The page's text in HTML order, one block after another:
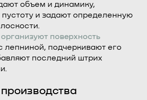
объем и динамику,
и задают определенную
поверхность
лепниной, подчеркивают его
последний штрих